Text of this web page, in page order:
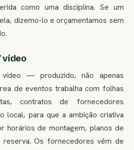
como uma disciplina. Se um
dizemo-lo e orçamentamos sem
vídeo
— produzido, não apenas
de eventos trabalha com folhas
contratos de fornecedores
local, para que a ambição criativa
horários de montagem, planos de
Os fornecedores vêm de